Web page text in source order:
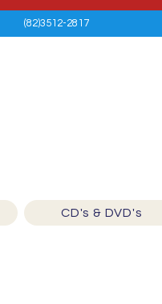
(82)3512-2817
CD's & DVD's